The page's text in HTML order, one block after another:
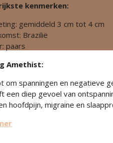
kenmerken:
gemiddeld 3 cm tot 4 cm
Brazilië
paars
Amethist:
om spanningen en negatieve
een diep gevoel van
hoofdpijn, migraine en